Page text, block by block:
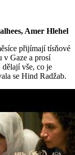
Amer Hlehel
přijímají tísňové
v Gaze a prosí
dělají vše, co je
se Hind Radžab.